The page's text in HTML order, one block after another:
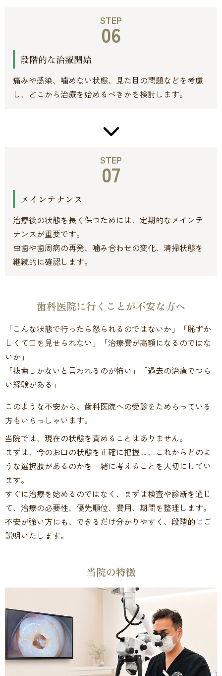
STEP
06
段階的な治療開始
痛みや感染、噛めない状態、見た目の問題などを考慮
し、どこから治療を始めるべきかを検討します。
STEP
07
メインテナンス
治療後の状態を長く保つためには、定期的なメインテ
ナンスが重要です。
虫歯や歯周病の再発、噛み合わせの変化、清掃状態を
継続的に確認します。
歯科医院に行くことが不安な方へ
「こんな状態で行ったら怒られるのではないか」「恥ずか
しくて口を見せられない」「治療費が高額になるのではな
いか」
「抜歯しかないと言われるのが怖い」「過去の治療でつら
い経験がある」
このような不安から、歯科医院への受診をためらっている
方もいらっしゃいます。
当院では、現在の状態を責めることはありません。
まずは、今のお口の状態を正確に把握し、これからどのよ
うな選択肢があるのかを一緒に考えることを大切にしてい
ます。
すぐに治療を始めるのではなく、まずは検査や診断を通じ
て、治療の必要性、優先順位、費用、期間を整理します。
不安が強い方にも、できるだけ分かりやすく、段階的にご
説明いたします。
当院の特徴